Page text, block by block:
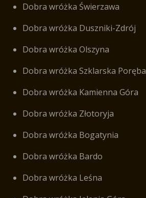
Dobra wróżka Świerzawa
Dobra wróżka Duszniki-Zdrój
Dobra wróżka Olszyna
Dobra wróżka Szklarska Poręba
Dobra wróżka Kamienna Góra
Dobra wróżka Złotoryja
Dobra wróżka Bogatynia
Dobra wróżka Bardo
Dobra wróżka Leśna